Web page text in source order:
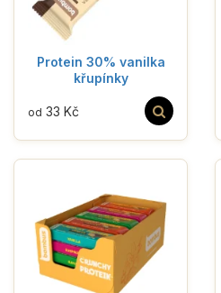
Protein 30% vanilka
křupínky
od 33 Kč